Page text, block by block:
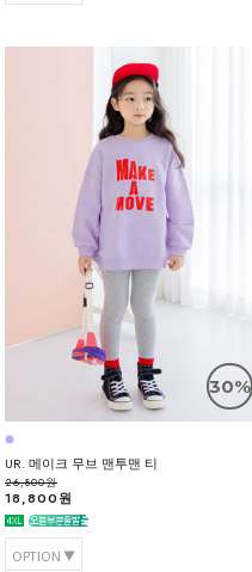
30%
UR. 메이크 무브 맨투맨 티
26,800원
18,800원
OPTION